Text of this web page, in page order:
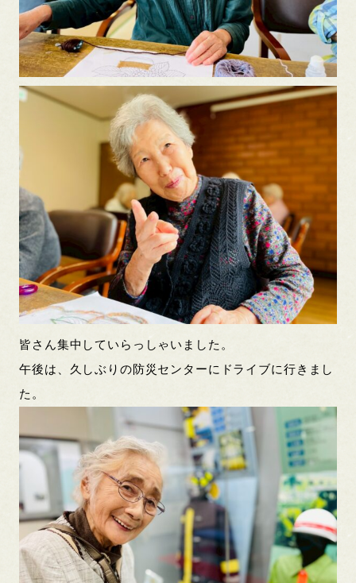
皆さん集中していらっしゃいました。
午後は、久しぶりの防災センターにドライブに行きまし
た。